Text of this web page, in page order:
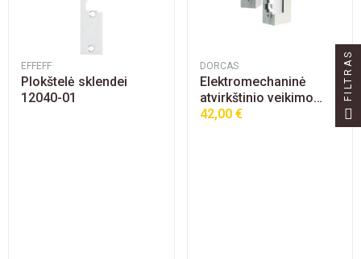
EFFEFF
Plokštelė sklendei
12040-01
DORCAS
Elektromechaninė
atvirkštinio veikimo
45NF-512 sklendė
42,00 €
FILTRAS